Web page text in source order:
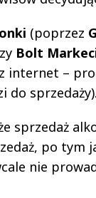
(poprzez
Bolt
internet –
do sprzedaży).
sprzedaż
po tym
nie